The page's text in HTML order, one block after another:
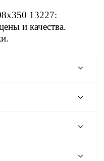
x350 13227:
и качества.